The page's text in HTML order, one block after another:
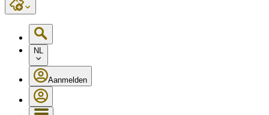
NL
Aanmelden